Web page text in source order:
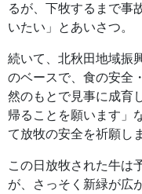
るが、下牧するまで事
いたい」とあいさつ。
続いて、北秋田地域振
のベースで、食の安全
然のもとで見事に成育
帰ることを願います」
て放牧の安全を祈願し
この日放牧された牛は
が、さっそく新緑が広